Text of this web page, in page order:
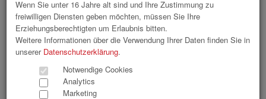
Wenn Sie unter 16 Jahre alt sind und Ihre Zustimmung zu
freiwilligen Diensten geben möchten, müssen Sie Ihre
Erziehungsberechtigten um Erlaubnis bitten.
Weitere Informationen über die Verwendung Ihrer Daten finden Sie in
unserer Datenschutzerklärung.
Notwendige Cookies
Analytics
Marketing